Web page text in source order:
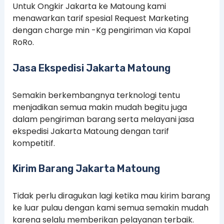
Untuk Ongkir Jakarta ke Matoung kami
menawarkan tarif spesial Request Marketing
dengan charge min -Kg pengiriman via Kapal
RoRo.
Jasa Ekspedisi Jakarta Matoung
Semakin berkembangnya terknologi tentu
menjadikan semua makin mudah begitu juga
dalam pengiriman barang serta melayani jasa
ekspedisi Jakarta Matoung dengan tarif
kompetitif.
Kirim Barang Jakarta Matoung
Tidak perlu diragukan lagi ketika mau kirim barang
ke luar pulau dengan kami semua semakin mudah
karena selalu memberikan pelayanan terbaik.